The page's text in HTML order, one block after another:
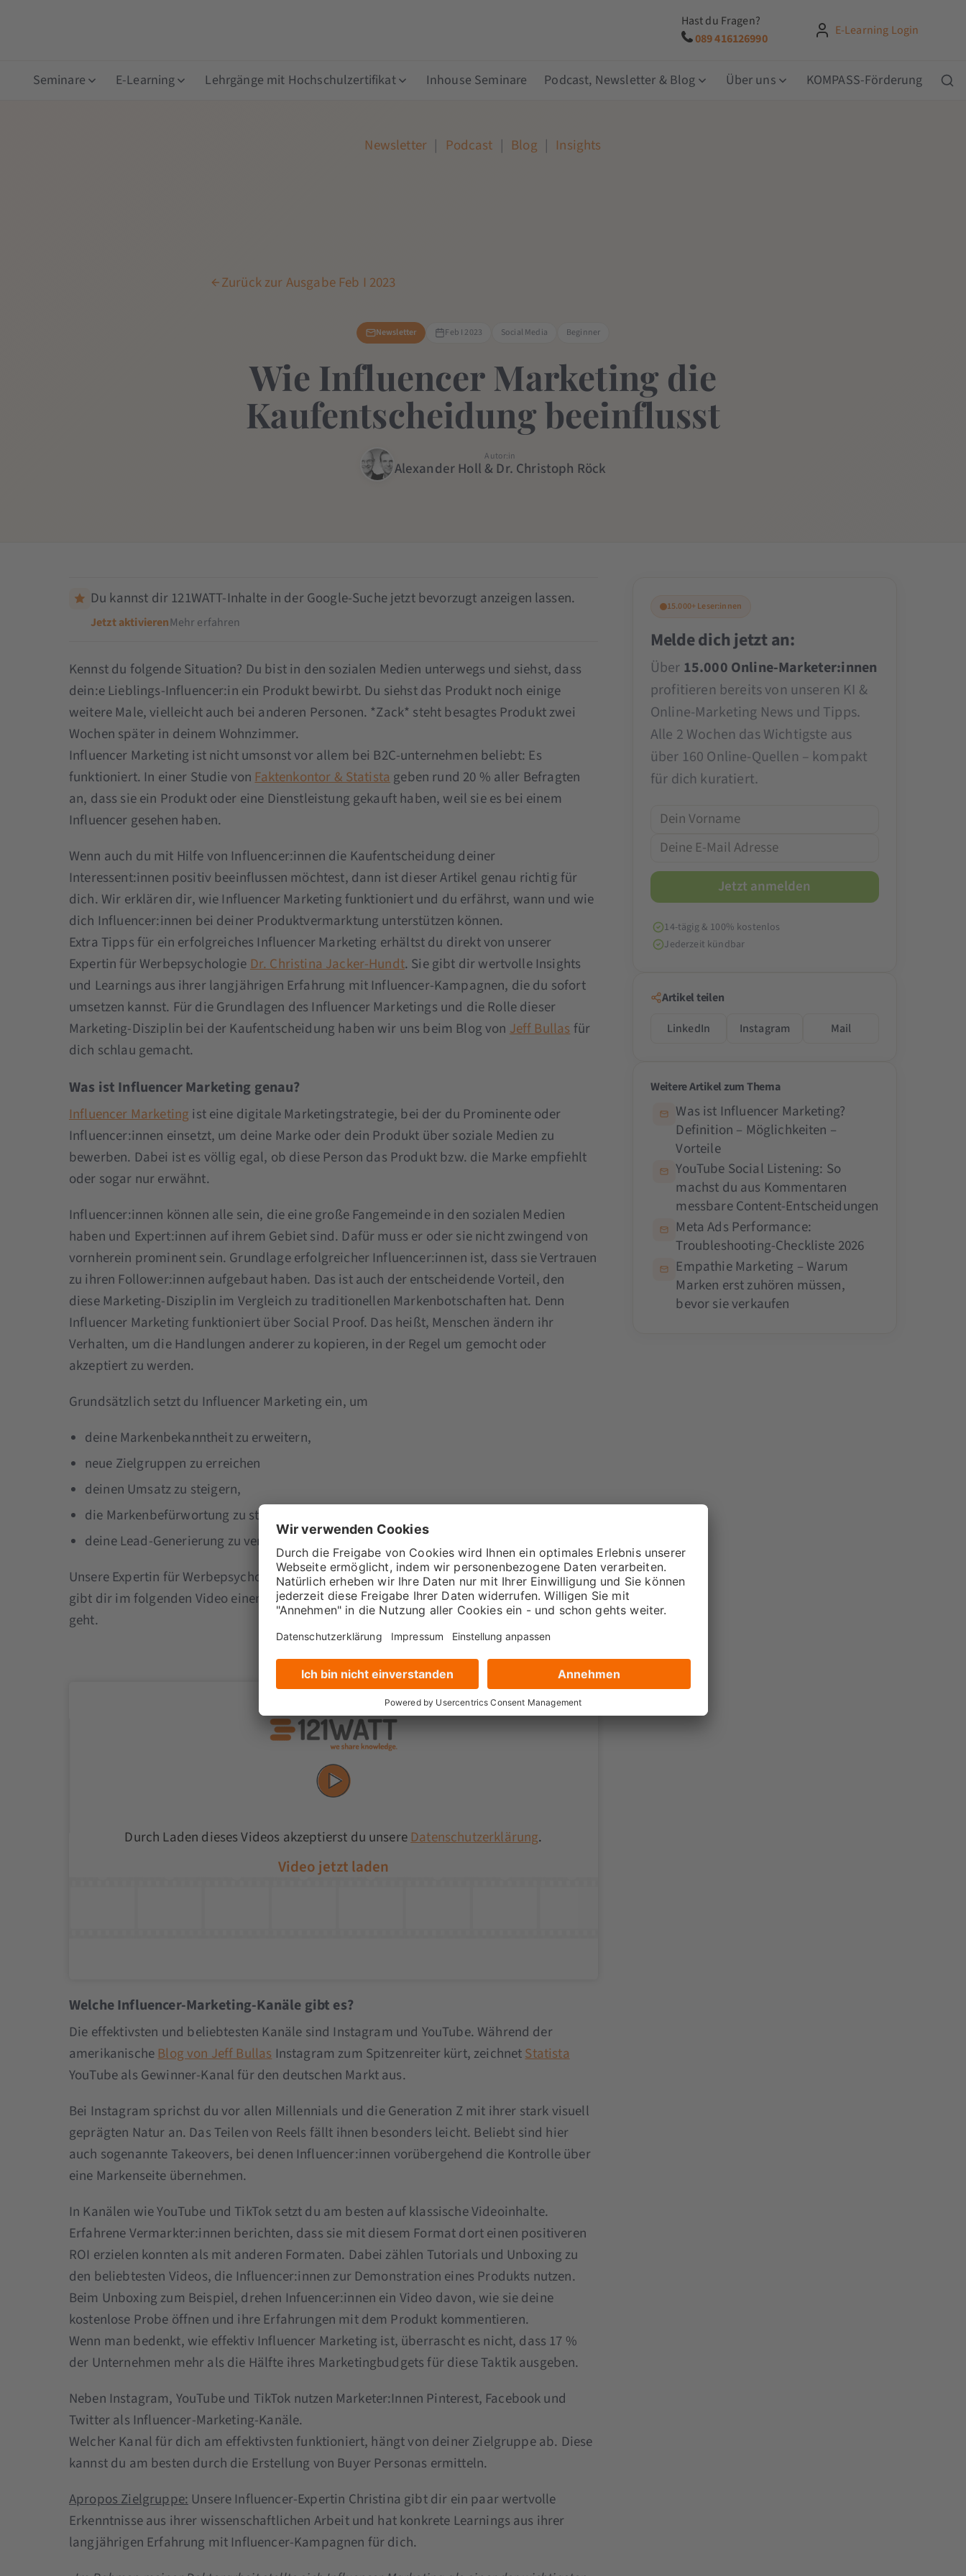
Hast du Fragen?
089 416126990
E-Learning Login
Seminare E-Learning Lehrgänge mit Hochschulzertifikat Inhouse Seminare Podcast, Newsletter & Blog Über uns KOMPASS-Förderung
Newsletter | Podcast | Blog | Insights
Zurück zur Ausgabe Feb I 2023
Newsletter Feb I 2023 Social Media Beginner
Wie Influencer Marketing die
Kaufentscheidung beeinflusst
Autor:in
Alexander Holl & Dr. Christoph Röck
Du kannst dir 121WATT-Inhalte in der Google-Suche jetzt bevorzugt anzeigen lassen.
Jetzt aktivierenMehr erfahren
Kennst du folgende Situation? Du bist in den sozialen Medien unterwegs und siehst, dass
dein:e Lieblings-Influencer:in ein Produkt bewirbt. Du siehst das Produkt noch einige
weitere Male, vielleicht auch bei anderen Personen. *Zack* steht besagtes Produkt zwei
Wochen später in deinem Wohnzimmer.
Influencer Marketing ist nicht umsonst vor allem bei B2C-unternehmen beliebt: Es
funktioniert. In einer Studie vonFaktenkontor & Statistageben rund 20 % aller Befragten
an, dass sie ein Produkt oder eine Dienstleistung gekauft haben, weil sie es bei einem
Influencer gesehen haben.
Wenn auch du mit Hilfe von Influencer:innen die Kaufentscheidung deiner
Interessent:innen positiv beeinflussen möchtest, dann ist dieser Artikel genau richtig für
dich. Wir erklären dir, wie Influencer Marketing funktioniert und du erfährst, wann und wie
dich Influencer:innen bei deiner Produktvermarktung unterstützen können.
Extra Tipps für ein erfolgreiches Influencer Marketing erhältst du direkt von unserer
Expertin für WerbepsychologieDr. Christina Jacker-Hundt. Sie gibt dir wertvolle Insights
und Learnings aus ihrer langjährigen Erfahrung mit Influencer-Kampagnen, die du sofort
umsetzen kannst. Für die Grundlagen des Influencer Marketings und die Rolle dieser
Marketing-Disziplin bei der Kaufentscheidung haben wir uns beim Blog von Jeff Bullasfür
dich schlau gemacht.
Was ist Influencer Marketing genau?
Influencer Marketing ist eine digitale Marketingstrategie, bei der du Prominente oder
Influencer:innen einsetzt, um deine Marke oder dein Produkt über soziale Medien zu
bewerben. Dabei ist es völlig egal, ob diese Person das Produkt bzw. die Marke empfiehlt
oder sogar nur erwähnt.
Influencer:innen können alle sein, die eine große Fangemeinde in den sozialen Medien
haben und Expert:innen auf ihrem Gebiet sind. Dafür muss er oder sie nicht zwingend von
vornherein prominent sein. Grundlage erfolgreicher Influencer:innen ist, dass sie Vertrauen
zu ihren Follower:innen aufgebaut haben. Das ist auch der entscheidende Vorteil, den
diese Marketing-Disziplin im Vergleich zu traditionellen Markenbotschaften hat. Denn
Influencer Marketing funktioniert über Social Proof. Das heißt, Menschen ändern ihr
Verhalten, um die Handlungen anderer zu kopieren, in der Regel um gemocht oder
akzeptiert zu werden.
Grundsätzlich setzt du Influencer Marketing ein, um
deine Markenbekanntheit zu erweitern,
neue Zielgruppen zu erreichen
deinen Umsatz zu steigern,
die Markenbefürwortung zu stärken und
deine Lead-Generierung zu verbessern.
Unsere Expertin für Werbepsychologie und Buyer Personas, Dr. Christina Jacker-Hundt,
gibt dir im folgenden Video einen kurzen Überblick, worum es beim Influencer Marketing
geht.
Durch Laden dieses Videos akzeptierst du unsereDatenschutzerklärung.
Welche Influencer-Marketing-Kanäle gibt es?
Die effektivsten und beliebtesten Kanäle sind Instagram und YouTube. Während der
amerikanischeBlog von Jeff BullasInstagram zum Spitzenreiter kürt, zeichnetStatista
YouTube als Gewinner-Kanal für den deutschen Markt aus.
Bei Instagram sprichst du vor allen Millennials und die Generation Z mit ihrer stark visuell
geprägten Natur an. Das Teilen von Reels fällt ihnen besonders leicht. Beliebt sind hier
auch sogenannte Takeovers, bei denen Influencer:innen vorübergehend die Kontrolle über
eine Markenseite übernehmen.
In Kanälen wie YouTube und TikTok setzt du am besten auf klassische Videoinhalte.
Erfahrene Vermarkter:innen berichten, dass sie mit diesem Format dort einen positiveren
ROI erzielen konnten als mit anderen Formaten. Dabei zählen Tutorials und Unboxing zu
den beliebtesten Videos, die Influencer:innen zur Demonstration eines Produkts nutzen.
Beim Unboxing zum Beispiel, drehen Infuencer:innen ein Video davon, wie sie deine
kostenlose Probe öffnen und ihre Erfahrungen mit dem Produkt kommentieren.
Wenn man bedenkt, wie effektiv Influencer Marketing ist, überrascht es nicht, dass 17 %
der Unternehmen mehr als die Hälfte ihres Marketingbudgets für diese Taktik ausgeben.
Neben Instagram, YouTube und TikTok nutzen Marketer:Innen Pinterest, Facebook und
Twitter als Influencer-Marketing-Kanäle.
Welcher Kanal für dich am effektivsten funktioniert, hängt von deiner Zielgruppe ab. Diese
kannst du am besten durch die Erstellung von Buyer Personas ermitteln.
Apropos Zielgruppe: Unsere Influencer-Expertin Christina gibt dir ein paar wertvolle
Erkenntnisse aus ihrer wissenschaftlichen Arbeit und hat konkrete Learnings aus ihrer
langjährigen Erfahrung mit Influencer-Kampagnen für dich.
15.000+ Leser:innen
Melde dich jetzt an:
Über 15.000 Online-Marketer:innen
profitieren bereits von unseren KI &
Online-Marketing News und Tipps.
Alle 2 Wochen das Wichtigste aus
über 160 Online-Quellen – kompakt
für dich kuratiert.
14-tägig & 100% kostenlos
Jederzeit kündbar
Artikel teilen
LinkedIn
Instagram Mail
Weitere Artikel zum Thema
Was ist Influencer Marketing?
Definition – Möglichkeiten –
Vorteile
YouTube Social Listening: So
machst du aus Kommentaren
messbare Content-Entscheidungen
Meta Ads Performance:
Troubleshooting-Checkliste 2026
Empathie Marketing – Warum
Marken erst zuhören müssen,
bevor sie verkaufen